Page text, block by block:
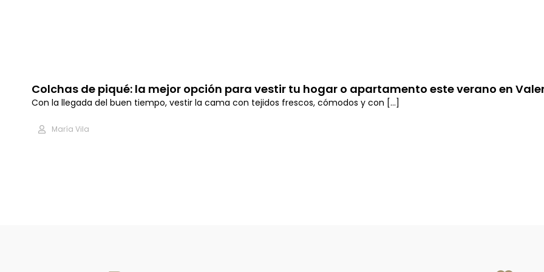
Colchas de piqué: la mejor opción para vestir tu hogar o apartamento este verano en
Con la llegada del buen tiempo, vestir la cama con tejidos frescos, cómodos y con [...]
María Vila